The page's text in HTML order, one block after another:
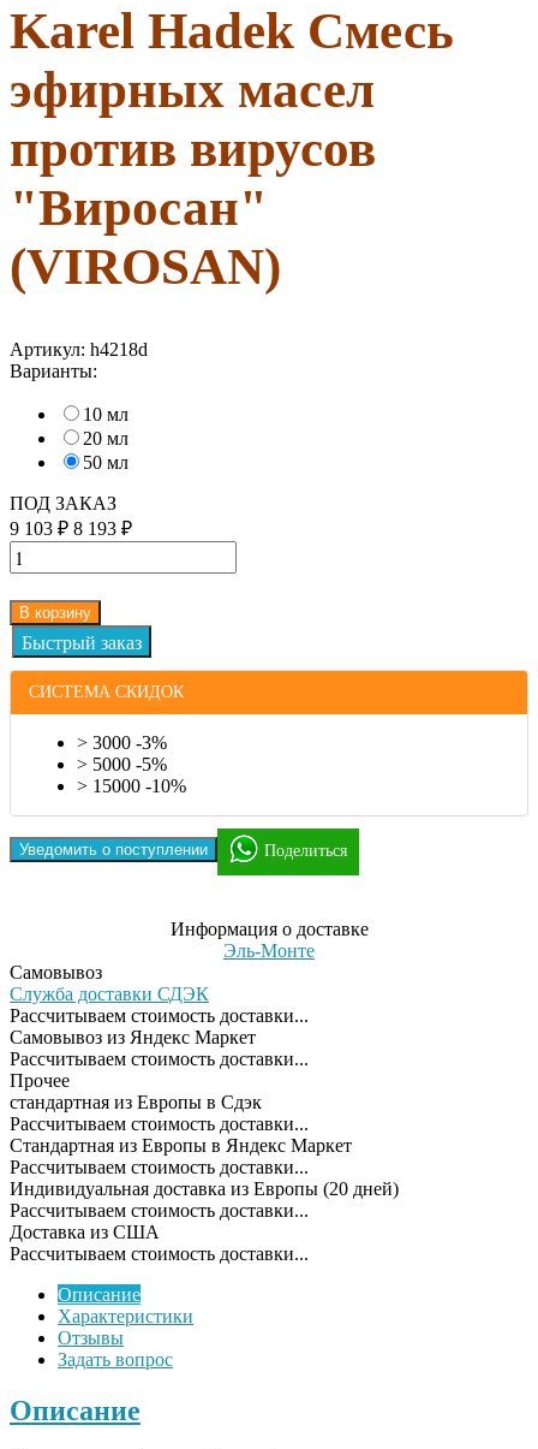
Karel Hadek Смесь
эфирных масел
против вирусов
"Виросан"
(VIROSAN)
Артикул: h4218d
Варианты:
10 мл
20 мл
50 мл
ПОД ЗАКАЗ
9 103 ₽ 8 193 ₽
В корзину
СИСТЕМА СКИДОК
> 3000 -3%
> 5000 -5%
> 15000 -10%
Уведомить о поступлении Поделиться
Информация о доставке
Эль-Монте
Самовывоз
Служба доставки СДЭК
Рассчитываем стоимость доставки...
Самовывоз из Яндекс Маркет
Рассчитываем стоимость доставки...
Прочее
cтандартная из Европы в Сдэк
Рассчитываем стоимость доставки...
Стандартная из Европы в Яндекс Маркет
Рассчитываем стоимость доставки...
Индивидуальная доставка из Европы (20 дней)
Рассчитываем стоимость доставки...
Доставка из США
Рассчитываем стоимость доставки...
Описание
Характеристики
Отзывы
Задать вопрос
Описание